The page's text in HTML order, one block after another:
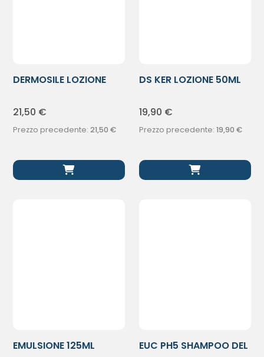
DERMOSILE LOZIONE
21,50 €
Prezzo precedente:21,50 €
DS KER LOZIONE 50ML
19,90 €
Prezzo precedente: 19,90 €
EMULSIONE 125ML
EUC PH5 SHAMPOO DEL